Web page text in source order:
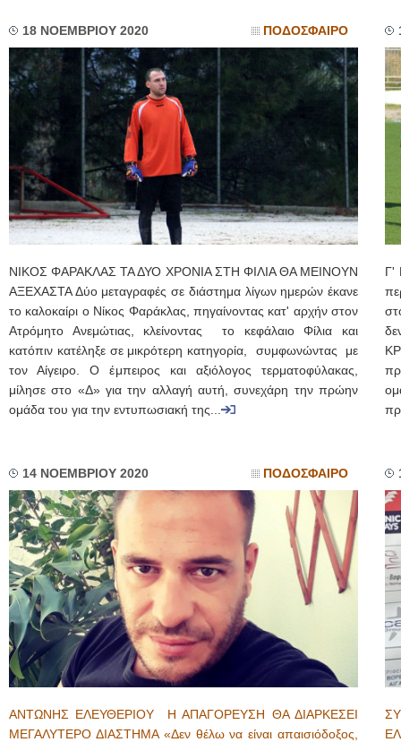
18 ΝΟΕΜΒΡΙΟΥ 2020 ΠΟΔΟΣΦΑΙΡΟ
ΝΙΚΟΣ ΦΑΡΑΚΛΑΣ ΤΑ ΔΥΟ ΧΡΟΝΙΑ ΣΤΗ ΦΙΛΙΑ ΘΑ ΜΕΙΝΟΥΝ
ΑΞΕΧΑΣΤΑ Δύο μεταγραφές σε διάστημα λίγων ημερών έκανε
το καλοκαίρι ο Νίκος Φαράκλας, πηγαίνοντας κατ' αρχήν στον
Ατρόμητο Ανεμώτιας, κλείνοντας το κεφάλαιο Φίλια και
κατόπιν κατέληξε σε μικρότερη κατηγορία, συμφωνώντας με
τον Αίγειρο. Ο έμπειρος και αξιόλογος τερματοφύλακας,
μίλησε στο «Δ» για την αλλαγή αυτή, συνεχάρη την πρώην
ομάδα του για την εντυπωσιακή της...
Γ'
14 ΝΟΕΜΒΡΙΟΥ 2020 ΠΟΔΟΣΦΑΙΡΟ
ΑΝΤΩΝΗΣ ΕΛΕΥΘΕΡΙΟΥ Η ΑΠΑΓΟΡΕΥΣΗ ΘΑ ΔΙΑΡΚΕΣΕΙ
ΜΕΓΑΛΥΤΕΡΟ ΔΙΑΣΤΗΜΑ «Δεν θέλω να είναι απαισιόδοξος,